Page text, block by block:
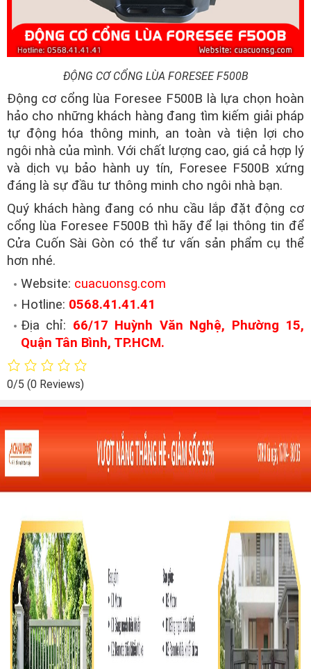
ĐỘNG CƠ CỔNG LÙA FORESEE F500B
Động cơ cổng lùa Foresee F500B là lựa chọn hoàn
hảo cho những khách hàng đang tìm kiếm giải pháp
tự động hóa thông minh, an toàn và tiện lợi cho
ngôi nhà của mình. Với chất lượng cao, giá cả hợp lý
và dịch vụ bảo hành uy tín, Foresee F500B xứng
đáng là sự đầu tư thông minh cho ngôi nhà bạn.
Quý khách hàng đang có nhu cầu lắp đặt động cơ
cổng lùa Foresee F500B thì hãy để lại thông tin để
Cửa Cuốn Sài Gòn có thể tư vấn sản phẩm cụ thể
hơn nhé.
Website: cuacuonsg.com
Hotline: 0568.41.41.41
Địa chỉ: 66/17 Huỳnh Văn Nghệ, Phường 15,
Quận Tân Bình, TP.HCM.
0/5 (0 Reviews)